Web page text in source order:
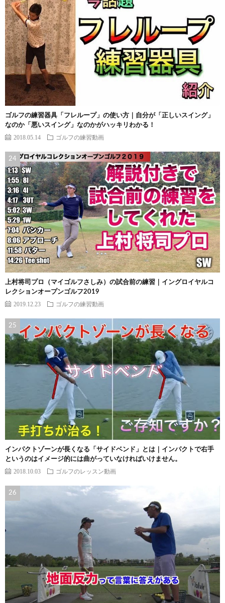
ゴルフの練習器具「フレループ」の使い方｜自分が「正しいスイング」
なのか「悪いスイング」なのかがハッキリわかる！
2018.05.14 ゴルフの練習動画
上村将司プロ（マイゴルフさしみ）の試合前の練習｜イングロイヤルコ
レクションオープンゴルフ2019
2019.12.23 ゴルフの練習動画
インパクトゾーンが長くなる「サイドベンド」とは｜インパクトで右手
というのはイメージ的には曲がっていなければいけません。
2018.10.03 ゴルフのレッスン動画